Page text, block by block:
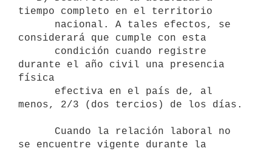
tiempo completo en el territorio
considerará que cumple con esta
durante el año civil una presencia
física
menos, 2/3 (dos tercios) de los días.
se encuentre vigente durante la